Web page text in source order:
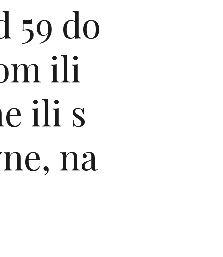
59 do
ili
ili s
na